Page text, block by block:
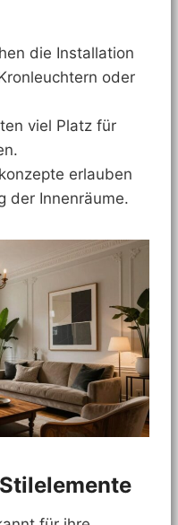
die Installation
oder
viel Platz für
erlauben
der Innenräume.